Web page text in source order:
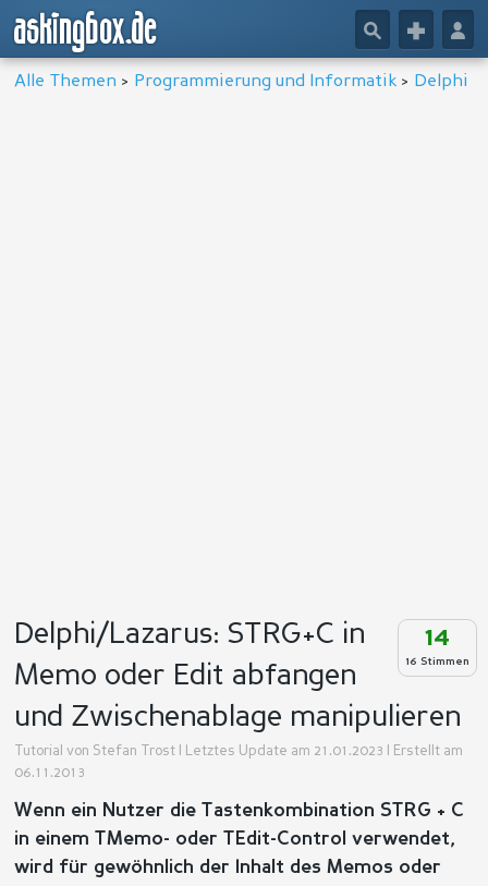
askingbox.de 👤
+
🔎
Alle Themen > Programmierung und Informatik > Delphi
14
16 Stimmen
Delphi/Lazarus: STRG+C in
Memo oder Edit abfangen
und Zwischenablage manipulieren
Tutorial von Stefan Trost | Letztes Update am 21.01.2023 | Erstellt am
06.11.2013
Wenn ein Nutzer die Tastenkombination STRG + C
in einem TMemo- oder TEdit-Control verwendet,
wird für gewöhnlich der Inhalt des Memos oder